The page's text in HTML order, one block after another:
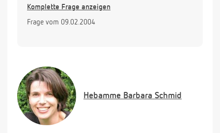
Haare und einige kleine Haarwurzel an den
Garnichts machen?
Katharina
Komplette Frage anzeigen
Frage vom 09.02.2004
Hebamme Barbara Schmid